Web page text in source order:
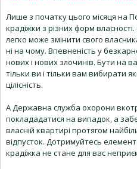
Лише з початку цього місяця на
крадіжки з різних форм
легко може змінити свого
ні на чому. Впевненість у
нових і нових злочинів. Бути на
тільки ви і тільки вам вибирати
цілісність.
А Державна служба охорони
поклададатися на випадок, а
власній квартирі протягом
відпусток. Дотримуйтесь
крадіжка не стане для вас